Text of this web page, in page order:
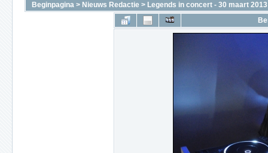
Beginpagina > Nieuws Redactie > Legends in concert - 30 maart 2013